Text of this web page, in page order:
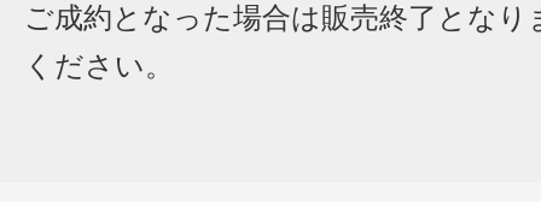
ご成約となった場合は販売終了となり
ください。